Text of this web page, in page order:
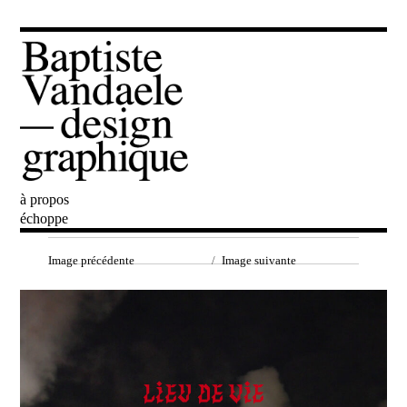
Baptiste Vandaele
à propos
échoppe
Image précédente Image suivante